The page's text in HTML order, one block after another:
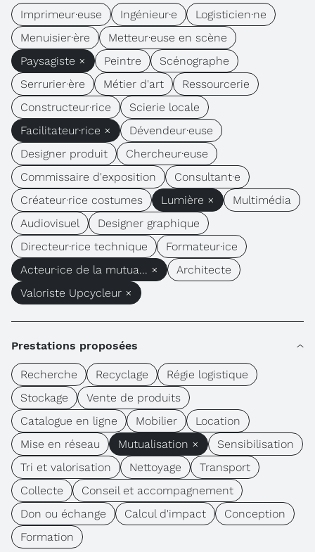
Imprimeur·euse Ingénieur·e
Logisticien·ne
Menuisier·ère
Metteur·euse en scène
Paysagiste ×
Peintre
Scénographe
Serrurier·ère
Métier d'art
Ressourcerie
Constructeur·rice
Scierie locale
Facilitateur·rice ×
Dévendeur·euse
Designer produit
Chercheur·euse
Commissaire d'exposition
Consultant·e
Créateur·rice costumes
Lumière ×
Multimédia
Audiovisuel
Designer graphique
Directeur·rice technique
Formateur·ice
Acteur·ice de la mutua... ×
Architecte
Valoriste Upcycleur ×
Prestations proposées
Recherche Recyclage
Régie logistique
Stockage
Vente de produits
Catalogue en ligne
Mobilier
Location
Mise en réseau
Mutualisation ×
Sensibilisation
Tri et valorisation
Nettoyage
Transport
Collecte
Conseil et accompagnement
Don ou échange
Calcul d'impact
Conception
Formation